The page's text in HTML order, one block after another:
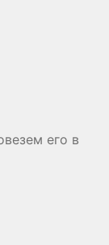
его в